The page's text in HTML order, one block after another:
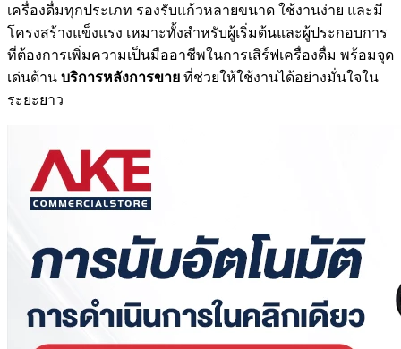
เครื่องดื่มทุกประเภท รองรับแก้วหลายขนาด ใช้งานง่าย และมี
โครงสร้างแข็งแรง เหมาะทั้งสำหรับผู้เริ่มต้นและผู้ประกอบการ
ที่ต้องการเพิ่มความเป็นมืออาชีพในการเสิร์ฟเครื่องดื่ม พร้อมจุด
เด่นด้าน บริการหลังการขาย ที่ช่วยให้ใช้งานได้อย่างมั่นใจใน
ระยะยาว